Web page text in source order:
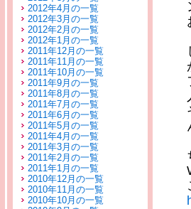
2012年4月の一覧
2012年3月の一覧
2012年2月の一覧
2012年1月の一覧
2011年12月の一覧
2011年11月の一覧
2011年10月の一覧
2011年9月の一覧
2011年8月の一覧
2011年7月の一覧
2011年6月の一覧
2011年5月の一覧
2011年4月の一覧
2011年3月の一覧
2011年2月の一覧
2011年1月の一覧
2010年12月の一覧
2010年11月の一覧
2010年10月の一覧